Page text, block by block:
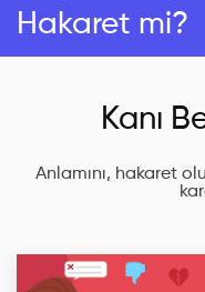
Hakaret mi?
Kanı
Anlamını, hakaret